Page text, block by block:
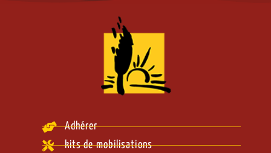
Adhérer
kits de mobilisations